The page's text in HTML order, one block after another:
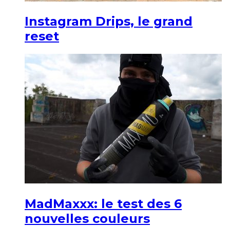
Instagram Drips, le grand
reset
MadMaxxx: le test des 6
nouvelles couleurs